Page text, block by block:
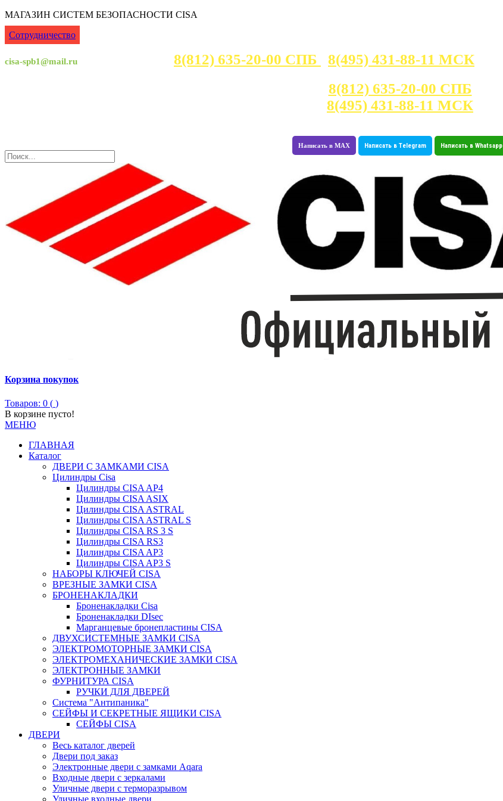
МАГАЗИН СИСТЕМ БЕЗОПАСНОСТИ CISA
Сотрудничество
cisa-spb1@mail.ru 8(812) 635-20-00 СПБ 8(495) 431-88-11 МСК
8(812) 635-20-00 СПБ
8(495) 431-88-11 МСК
Написать в MAX Написать в Telegram Написать в Whatsapp
Корзина покупок
Товаров: 0 ( )
В корзине пусто!
МЕНЮ
ГЛАВНАЯ
Каталог
ДВЕРИ С ЗАМКАМИ CISA
Цилиндры Сisa
Цилиндры CISA AP4
Цилиндры CISA ASIX
Цилиндры CISA ASTRAL
Цилиндры CISA ASTRAL S
Цилиндры CISA RS 3 S
Цилиндры CISA RS3
Цилиндры CISA AP3
Цилиндры CISA AP3 S
НАБОРЫ КЛЮЧЕЙ CISA
ВРЕЗНЫЕ ЗАМКИ CISA
БРОНЕНАКЛАДКИ
Броненакладки Сisa
Броненакладки DIsec
Марганцевые бронепластины CISA
ДВУХСИСТЕМНЫЕ ЗАМКИ CISA
ЭЛЕКТРОМОТОРНЫЕ ЗАМКИ CISA
ЭЛЕКТРОМЕХАНИЧЕСКИЕ ЗАМКИ CISA
ЭЛЕКТРОННЫЕ ЗАМКИ
ФУРНИТУРА CISA
РУЧКИ ДЛЯ ДВЕРЕЙ
Система "Антипаника"
СЕЙФЫ И СЕКРЕТНЫЕ ЯЩИКИ CISA
СЕЙФЫ CISA
ДВЕРИ
Весь каталог дверей
Двери под заказ
Электронные двери с замками Aqara
Входные двери с зеркалами
Уличные двери с терморазрывом
Уличные входные двери